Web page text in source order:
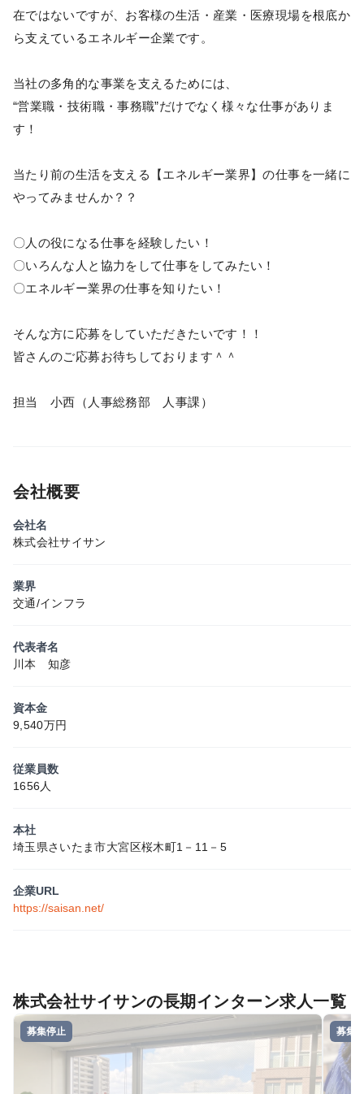
在ではないですが、お客様の生活・産業・医療現場を根底か
ら支えているエネルギー企業です。
当社の多角的な事業を支えるためには、
“営業職・技術職・事務職”だけでなく様々な仕事がありま
す！
当たり前の生活を支える【エネルギー業界】の仕事を一緒に
やってみませんか？？
〇人の役になる仕事を経験したい！
〇いろんな人と協力をして仕事をしてみたい！
〇エネルギー業界の仕事を知りたい！
そんな方に応募をしていただきたいです！！
皆さんのご応募お待ちしております＾＾
担当 小西（人事総務部 人事課）
会社概要
会社名
株式会社サイサン
業界
交通/インフラ
代表者名
川本 知彦
資本金
9,540万円
従業員数
1656人
本社
埼玉県さいたま市大宮区桜木町1－11－5
企業URL
https://saisan.net/
株式会社サイサンの長期インターン求人一覧
募集停止 募集